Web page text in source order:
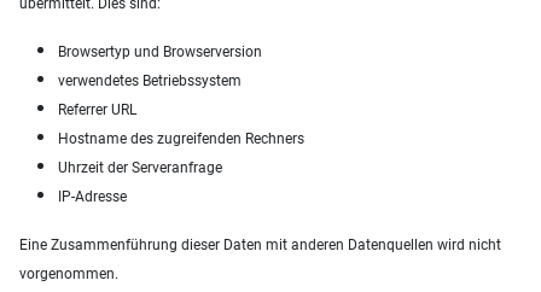
Browsertyp und Browserversion
verwendetes Betriebssystem
Referrer URL
Hostname des zugreifenden Rechners
Uhrzeit der Serveranfrage
IP-Adresse
Eine Zusammenführung dieser Daten mit anderen Datenquellen wird nicht
vorgenommen.